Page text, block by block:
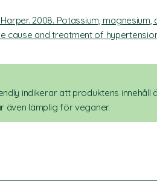
2008. Potassium, magnesium,
cause and treatment of
indikerar att produktens innehåll
även lämplig för veganer.